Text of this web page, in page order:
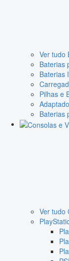
Ver tudo
Baterias
Baterias
Pilhas e
Baterias
Ver tudo